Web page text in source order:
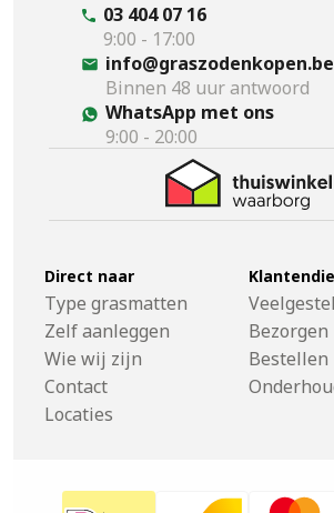
03 404 07 16
9:00 - 17:00
info@graszodenkopen.be
Binnen 48 uur antwoord
WhatsApp met ons
9:00 - 20:00
Direct naar
Type grasmatten
Zelf aanleggen
Wie wij zijn
Contact
Locaties
Bezorgen
Bestellen